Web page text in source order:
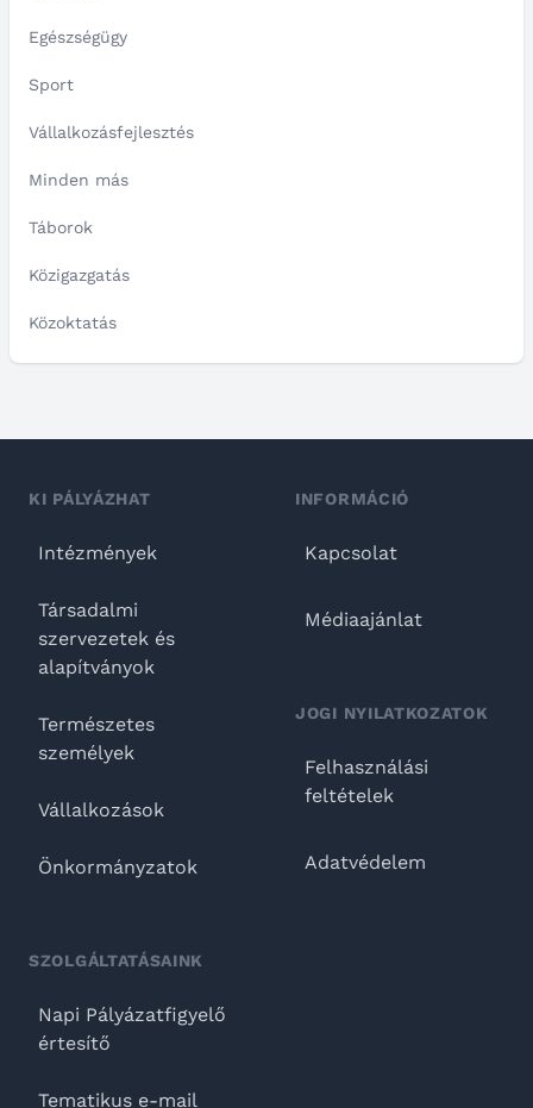
Egészségügy
Sport
Vállalkozásfejlesztés
Minden más
Táborok
Közigazgatás
Közoktatás
KI PÁLYÁZHAT
Intézmények
Társadalmi
szervezetek és
alapítványok
Természetes
személyek
Vállalkozások
Önkormányzatok
SZOLGÁLTATÁSAINK
Napi Pályázatfigyelő
értesítő
Tematikus e-mail
INFORMÁCIÓ
Kapcsolat
Médiaajánlat
JOGI NYILATKOZATOK
Felhasználási
feltételek
Adatvédelem